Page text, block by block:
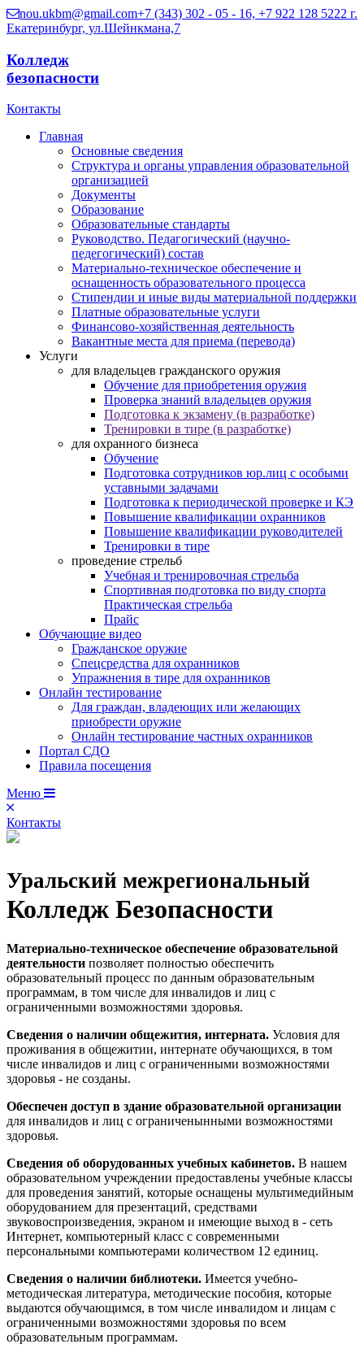
nou.ukbm@gmail.com+7 (343) 302 - 05 - 16, +7 922 128 5222 г.
Екатеринбург, ул.Шейнкмана,7
Колледж
безопасности
Контакты
Главная
Основные сведения
Структура и органы управления образовательной
организацией
Документы
Образование
Образовательные стандарты
Руководство. Педагогический (научно-
педегогический) состав
Материально-техническое обеспечение и
оснащенность образовательного процесса
Стипендии и иные виды материальной поддержки
Платные образовательные услуги
Финансово-хозяйственная деятельность
Вакантные места для приема (перевода)
Услуги
для владельцев гражданского оружия
Обучение для приобретения оружия
Проверка знаний владельцев оружия
Подготовка к экзамену (в разработке)
Тренировки в тире (в разработке)
для охранного бизнеса
Обучение
Подготовка сотрудников юр.лиц с особыми
уставными задачами
Подготовка к периодической проверке и КЭ
Повышение квалификации охранников
Повышение квалификации руководителей
Тренировки в тире
проведение стрельб
Учебная и тренировочная стрельба
Спортивная подготовка по виду спорта
Практическая стрельба
Прайс
Обучающие видео
Гражданское оружие
Спецсредства для охранников
Упражнения в тире для охранников
Онлайн тестирование
Для граждан, владеющих или желающих
приобрести оружие
Онлайн тестирование частных охранников
Портал СДО
Правила посещения
Меню
Контакты
Уральский межрегиональный
Колледж Безопасности
Материально-техническое обеспечение образовательной
деятельности позволяет полностью обеспечить
образовательный процесс по данным образовательным
программам, в том числе для инвалидов и лиц с
ограниченными возможностями здоровья.
Сведения о наличии общежития, интерната. Условия для
проживания в общежитии, интернате обучающихся, в том
числе инвалидов и лиц с ограниченными возможностями
здоровья - не созданы.
Обеспечен доступ в здание образовательной организации
для инвалидов и лиц с ограниченынными возможностями
здоровья.
Сведения об оборудованных учебных кабинетов. В нашем
образовательном учреждении предоставлены учебные классы
для проведения занятий, которые оснащены мультимедийным
оборудованием для презентаций, средствами
звуковоспроизведения, экраном и имеющие выход в - сеть
Интернет, компьютерный класс с современными
персональными компьютерами количеством 12 единиц.
Сведения о наличии библиотеки. Имеется учебно-
методическая литература, методические пособия, которые
выдаются обучающимся, в том числе инвалидом и лицам с
ограниченными возможностями здоровья по всем
образовательным программам.